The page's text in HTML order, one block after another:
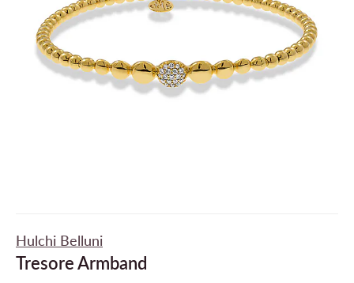
Hulchi Belluni
Tresore Armband